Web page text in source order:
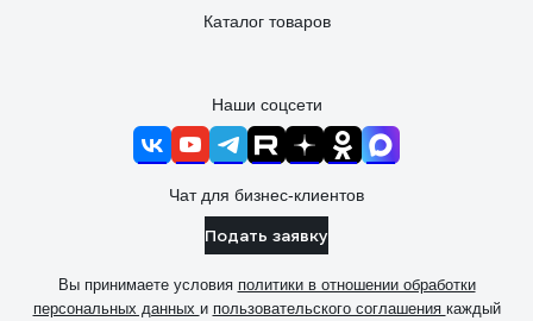
Каталог товаров
Наши соцсети
Чат для бизнес-клиентов
Подать заявку
Вы принимаете условия политики в отношении обработки
персональных данных и пользовательского соглашения каждый